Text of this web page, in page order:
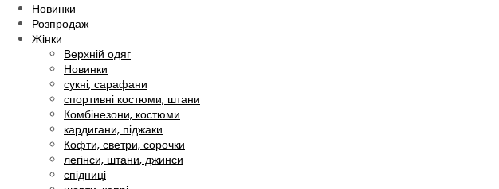
Новинки
Розпродаж
Жінки
Верхній одяг
Новинки
сукні, сарафани
спортивні костюми, штани
Комбінезони, костюми
кардигани, піджаки
Кофти, светри, сорочки
легінси, штани, джинси
спідниці